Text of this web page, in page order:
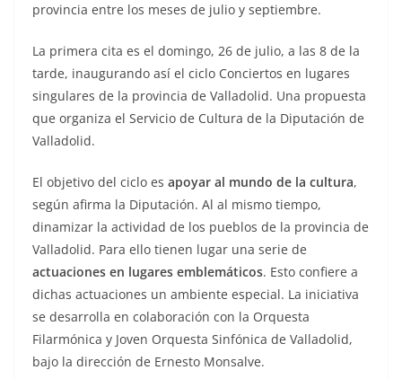
provincia entre los meses de julio y septiembre.
La primera cita es el domingo, 26 de julio, a las 8 de la
tarde, inaugurando así el ciclo Conciertos en lugares
singulares de la provincia de Valladolid. Una propuesta
que organiza el Servicio de Cultura de la Diputación de
Valladolid.
El objetivo del ciclo es apoyar al mundo de la cultura,
según afirma la Diputación. Al al mismo tiempo,
dinamizar la actividad de los pueblos de la provincia de
Valladolid. Para ello tienen lugar una serie de
actuaciones en lugares emblemáticos. Esto confiere a
dichas actuaciones un ambiente especial. La iniciativa
se desarrolla en colaboración con la Orquesta
Filarmónica y Joven Orquesta Sinfónica de Valladolid,
bajo la dirección de Ernesto Monsalve.